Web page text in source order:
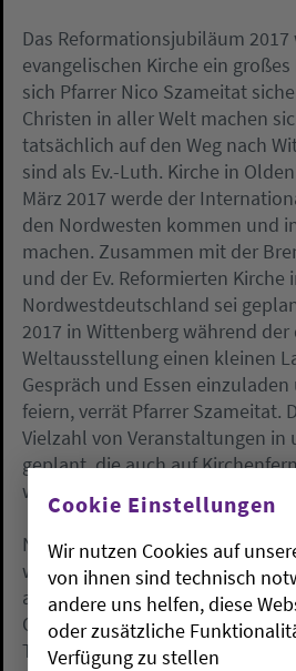
Das Reformationsjubiläum
evangelischen Kirche ein
sich Pfarrer Nico Szameitat
Christen in aller Welt machen
tatsächlich auf den Weg nach
sind als Ev.-Luth. Kirche in
März 2017 werde der
den Nordwesten kommen und
machen. Zusammen mit der
und der Ev. Reformierten Kirche
Nordwestdeutschland sei
2017 in Wittenberg während
Weltausstellung einen kleinen
Gespräch und Essen
feiern, verrät Pfarrer Szameitat.
Vielzahl von Veranstaltungen in
geplant, die auch auf
werden.
Nico Szameitat wurde in
wuchs in Bad Zwischenahn auf,
ablegte. Nach einem
Oldenburg folgte das Studium
Theologie in Bonn, Utrecht
Cookie Einstellungen
Wir nutzen Cookies auf
von ihnen sind technisch
andere uns helfen, diese
oder zusätzliche
Verfügung zu stellen